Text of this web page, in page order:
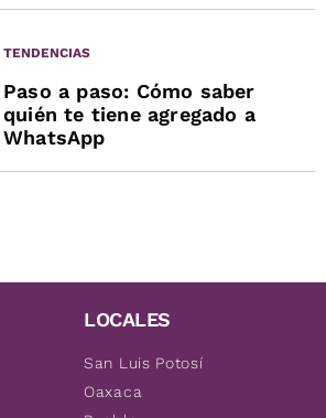
TENDENCIAS
Paso a paso: Cómo saber
quién te tiene agregado a
WhatsApp
LOCALES
San Luis Potosí
Oaxaca